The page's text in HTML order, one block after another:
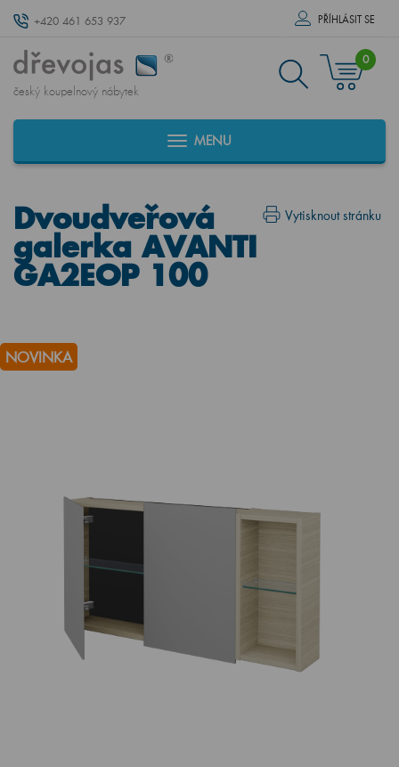
+420 461 653 937 PŘÍHLÁSIT SE
český koupelnový nábytek
0
MENU
Vytisknout stránku
Dvoudveřová
galerka AVANTI
GA2EOP 100
NOVINKA